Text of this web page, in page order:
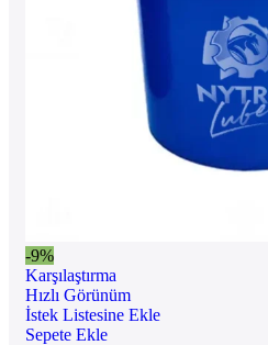
-9%
Karşılaştırma
Hızlı Görünüm
İstek Listesine Ekle
Sepete Ekle